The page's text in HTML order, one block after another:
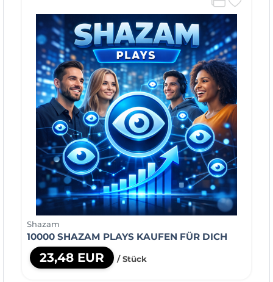
Shazam
10000 SHAZAM PLAYS KAUFEN FÜR DICH
23,48 EUR / Stück